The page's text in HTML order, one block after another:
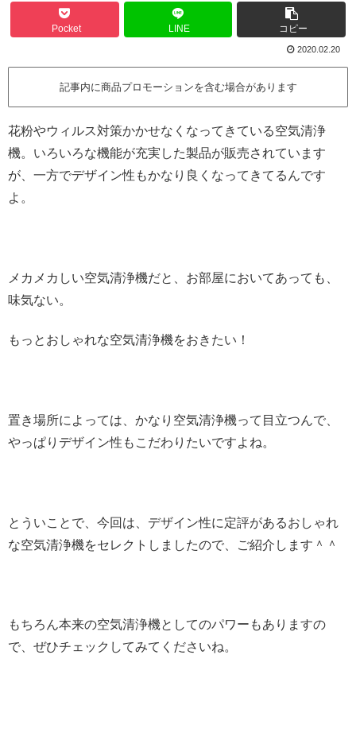
Pocket LINE コピー
2020.02.20
記事内に商品プロモーションを含む場合があります
花粉やウィルス対策かかせなくなってきている空気清浄
機。いろいろな機能が充実した製品が販売されています
が、一方でデザイン性もかなり良くなってきてるんです
よ。
メカメカしい空気清浄機だと、お部屋においてあっても、
味気ない。
もっとおしゃれな空気清浄機をおきたい！
置き場所によっては、かなり空気清浄機って目立つんで、
やっぱりデザイン性もこだわりたいですよね。
とういことで、今回は、デザイン性に定評があるおしゃれ
な空気清浄機をセレクトしましたので、ご紹介します＾＾
もちろん本来の空気清浄機としてのパワーもありますの
で、ぜひチェックしてみてくださいね。